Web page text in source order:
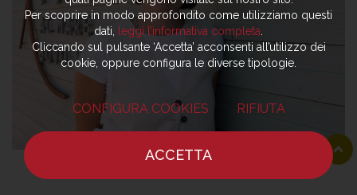
Per scoprire in modo approfondito come utilizziamo questi
dati,
leggi l’informativa completa
Cliccando sul pulsante ‘Accetta’ acconsenti all’utilizzo dei
cookie, oppure configura le diverse tipologie.
CONFIGURA COOKIES RIFIUTA
ACCETTA